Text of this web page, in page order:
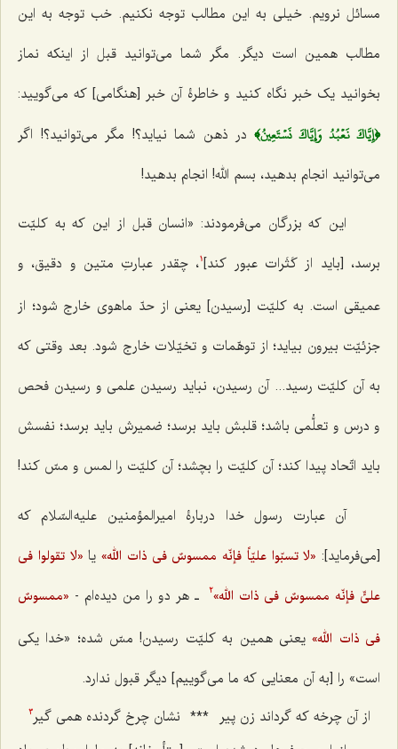
مسائل نرویم. خیلی به این مطالب توجه نکنیم. خب توجه به این
مطالب همین است دیگر. مگر شما می‌توانید قبل از اینکه نماز
بخوانید یک خبر نگاه کنید و خاطرۀ آن خبر [هنگامی] که می‌گویید:
﴿إِيَّاكَ نَعۡبُدُ وَإِيَّاكَ نَسۡتَعِينُ﴾ در ذهن شما نیاید؟! مگر می‌توانید؟! اگر
می‌توانید انجام بدهید، بسم الله! انجام بدهید!
این که بزرگان می‌فرمودند: «انسان قبل از این که به کلیّت
برسد، [باید از کَثَرات عبور کند]1، چقدر عبارتِ متین و دقیق، و
عمیقی است. به کلیّت [رسیدن] یعنی از حدّ ماهوی خارج شود؛ از
جزئیّت بیرون بیاید؛ از توهّمات و تخیّلات خارج شود. بعد وقتی که
به آن کلیّت رسید... آن رسیدن، نباید رسیدن علمی و رسیدن فحص
و درس و تعلُّمی باشد؛ قلبش باید برسد؛ ضمیرش باید برسد؛ نفسش
باید اتّحاد پیدا کند؛ آن کلیّت را بچشد؛ آن کلیّت را لمس و مسّ کند!
آن عبارت رسول خدا دربارۀ امیرالمؤمنین علیه السّلام که
[می‌فرماید]: «لا تسبّوا علیّاً فإنّه ممسوسٌ فی ذات الله» یا «لا تقولوا فی
علیٍّ فإنّه ممسوسٌ فی ذات الله»2 ـ هر دو را من دیده‌ام - «ممسوسٌ
فی ذات الله»یعنی همین به کلیّت رسیدن! مسّ شده؛ «خدا یکی
است» را [به آن معنایی که ما می‌گوییم] دیگر قبول ندارد.
از آن چرخه که گرداند زن پیر *** نشان چرخ گردنده همی گیر3